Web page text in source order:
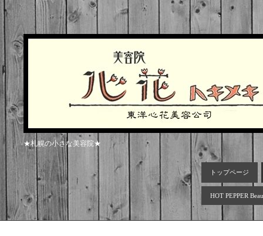
★札幌の小さな美容院★
トップページ
HOT PEPPER